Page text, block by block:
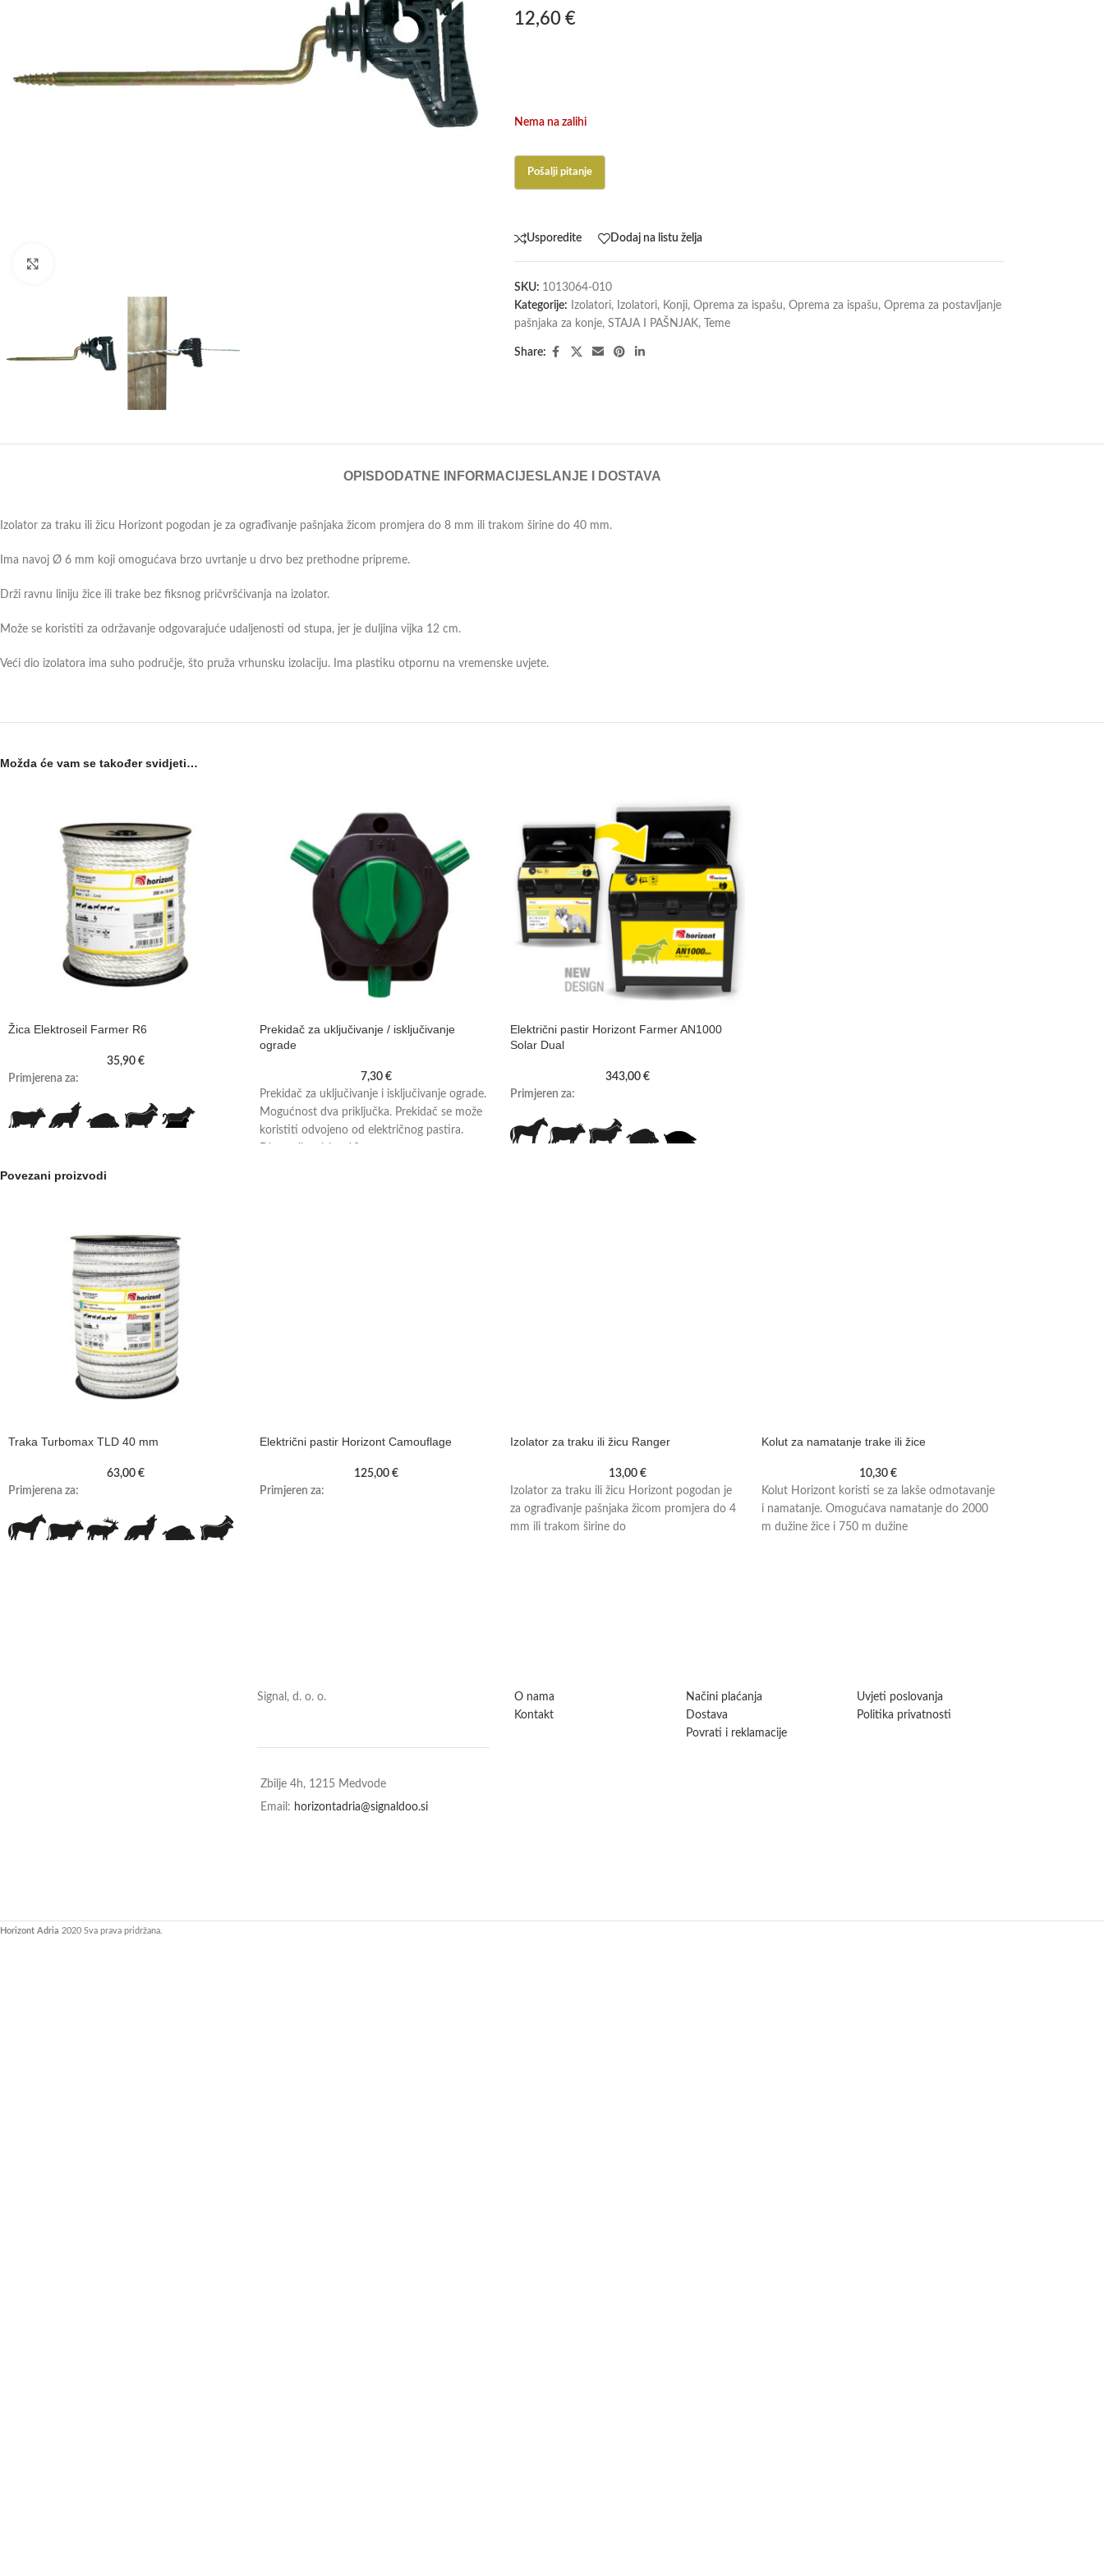
12,60 €
Nema na zalihi
Usporedite Dodaj na listu želja
SKU: 1013064-010
Kategorije:
Izolatori, Izolatori, Konji, Oprema za ispašu, Oprema za ispašu, Oprema za postavljanje
pašnjaka za konje, STAJA I PAŠNJAK, Teme
Share:
OPIS DODATNE INFORMACIJESLANJE I DOSTAVA
Izolator za traku ili žicu Horizont pogodan je za ograđivanje pašnjaka žicom promjera do 8 mm ili trakom širine do 40 mm.
Ima navoj Ø 6 mm koji omogućava brzo uvrtanje u drvo bez prethodne pripreme.
Drži ravnu liniju žice ili trake bez fiksnog pričvršćivanja na izolator.
Može se koristiti za održavanje odgovarajuće udaljenosti od stupa, jer je duljina vijka 12 cm.
Veći dio izolatora ima suho područje, što pruža vrhunsku izolaciju. Ima plastiku otpornu na vremenske uvjete.
Možda će vam se također svidjeti…
Žica Elektroseil Farmer R6
35,90 €
Primjerena za:
Prekidač za uključivanje / isključivanje
ograde
7,30€
Prekidač za uključivanje i isključivanje ograde.
Mogućnost dva priključka. Prekidač se može
koristiti odvojeno od električnog pastira.
Električni pastir Horizont Farmer AN1000
Solar Dual
343,00 €
Primjeren za:
Povezani proizvodi
Traka Turbomax TLD 40 mm
63,00 €
Primjerena za:
Električni pastir Horizont Camouflage
125,00€
Primjeren za:
Izolator za traku ili žicu Ranger
13,00 €
Izolator za traku ili žicu Horizont pogodan je
za ograđivanje pašnjaka žicom promjera do 4
mm ili trakom širine do
Kolut za namatanje trake ili žice
10,30€
Kolut Horizont koristi se za lakše odmotavanje
i namatanje. Omogućava namatanje do 2000
m dužine žice i 750 m dužine
Signal, d. o. o.
Zbilje 4h, 1215 Medvode
Email: horizontadria@signaldoo.si
O nama
Kontakt
Načini plaćanja
Dostava
Povrati i reklamacije
Uvjeti poslovanja
Politika privatnosti
Horizont Adria 2020 Sva prava pridržana.